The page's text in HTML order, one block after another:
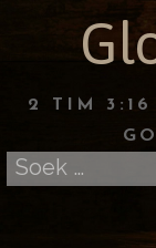
2 TIM 3:16
Soek
na: